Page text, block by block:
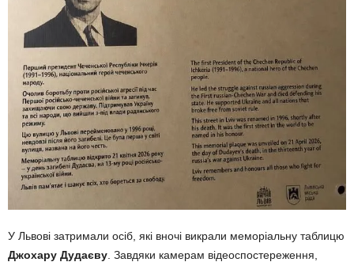
У Львові затримали осіб, які вночі викрали меморіальну таблицю
Джохару Дудаєву . Завдяки камерам відеоспостереження,